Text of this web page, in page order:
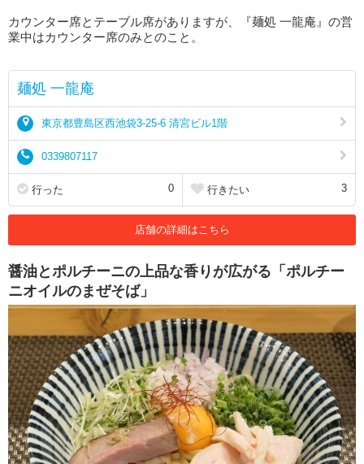
カウンター席とテーブル席がありますが、『麺処 一龍庵』の営
業中はカウンター席のみとのこと。
麺処 一龍庵
東京都豊島区西池袋3-25-6 清宮ビル1階
0339807117
行った 0 行きたい 3
店舗の詳細はこちら
醤油とポルチーニの上品な香りが広がる「ポルチー
ニオイルのまぜそば」